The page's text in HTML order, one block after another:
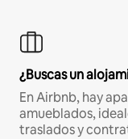
¿Buscas un
En Airbnb, hay
amueblados,
traslados y